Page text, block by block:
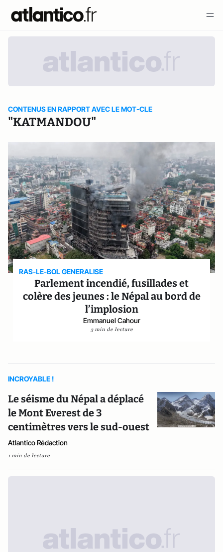
CONTENUS EN RAPPORT AVEC LE MOT-CLE
"KATMANDOU"
RAS-LE-BOL GENERALISE
Parlement incendié, fusillades et
colère des jeunes : le Népal au bord de
l’implosion
Emmanuel Cahour
3 min de lecture
INCROYABLE !
Le séisme du Népal a déplacé
le Mont Everest de 3
centimètres vers le sud-ouest
Atlantico Rédaction
1 min de lecture